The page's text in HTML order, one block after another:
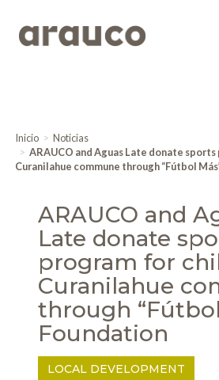
Inicio
Noticias
ARAUCO and Aguas Late donate
Curanilahue commune through “Fútbol
ARAUCO and
Late donate
program for
Curanilahue
through
Foundation
LOCAL DEVELOPMENT